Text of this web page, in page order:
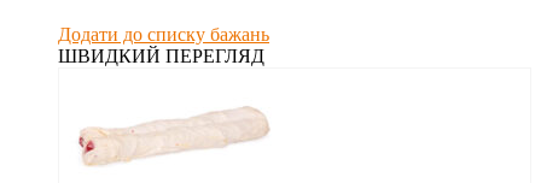
Додати до списку бажань
ШВИДКИЙ ПЕРЕГЛЯД